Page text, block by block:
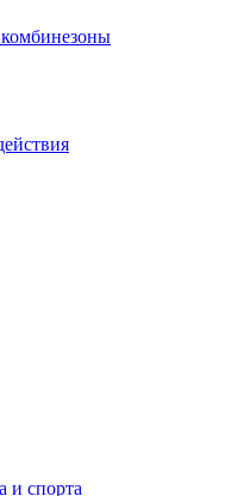
и спорта